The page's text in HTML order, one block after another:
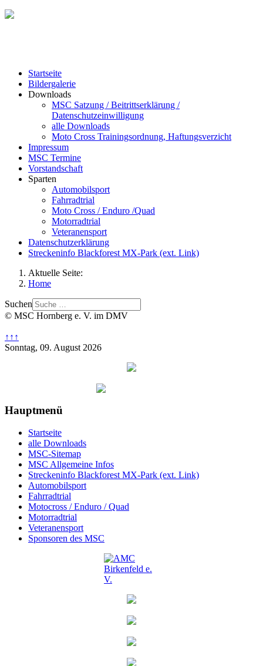
Startseite
Bildergalerie
Downloads
MSC Satzung / Beitrittserklärung /
Datenschutzeinwilligung
alle Downloads
Moto Cross Trainingsordnung, Haftungsverzicht
Impressum
MSC Termine
Vorstandschaft
Sparten
Automobilsport
Fahrradtrial
Moto Cross / Enduro /Quad
Motorradtrial
Veteranensport
Datenschutzerklärung
Streckeninfo Blackforest MX-Park (ext. Link)
Aktuelle Seite:
Home
Suchen
© MSC Hornberg e. V. im DMV
↑↑↑
Sonntag, 09. August 2026
Hauptmenü
Startseite
alle Downloads
MSC-Sitemap
MSC Allgemeine Infos
Streckeninfo Blackforest MX-Park (ext. Link)
Automobilsport
Fahrradtrial
Motocross / Enduro / Quad
Motorradtrial
Veteranensport
Sponsoren des MSC